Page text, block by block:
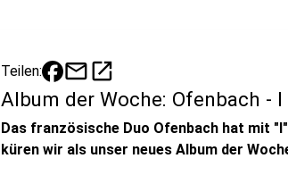
Teilen: mailopen_in_new
Album der Woche: Ofenbach - I
Das französische Duo Ofenbach hat mit
küren wir als unser neues Album der